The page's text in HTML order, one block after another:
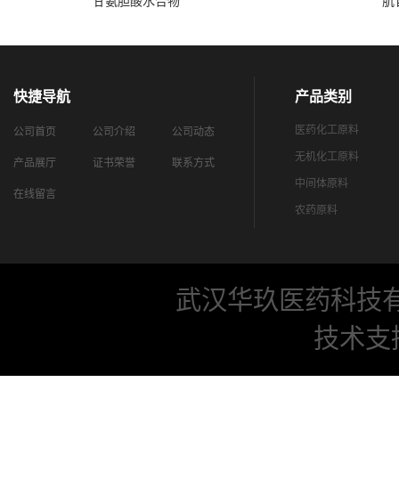
快捷导航
公司首页 公司介绍 公司动态
产品展厅 证书荣誉 联系方式
在线留言
产品类别
医药化工原料
无机化工原料
中间体原料
农药原料
武汉华玖医药科技
技术